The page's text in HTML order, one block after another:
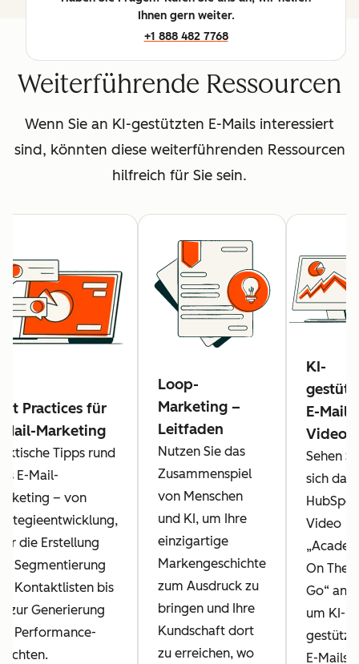
Ihnen gern weiter.
+1 888 482 7768
Weiterführende Ressourcen
Wenn Sie an KI-gestützten E-Mails interessiert
sind, könnten diese weiterführenden Ressourcen
hilfreich für Sie sein.
Practices für
Mail-Marketing
Tipps rund
E-Mail-
– von
die Erstellung
Segmentierung
Kontaktlisten bis
zur Generierung
Performance-
Loop-
Marketing –
Leitfaden
Nutzen Sie das
Zusammenspiel
von Menschen
und KI, um Ihre
einzigartige
Markengeschichte
zum Ausdruck zu
bringen und Ihre
Kundschaft dort
zu erreichen, wo
KI-
E-Mails
Video
Sehen
sich das
Video
On The
Go“ an,
um KI-
E-Mails